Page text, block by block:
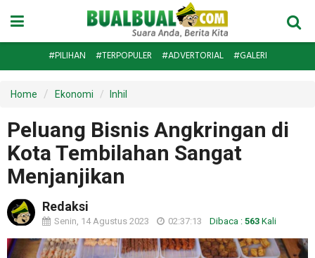
#PILIHAN #TERPOPULER #ADVERTORIAL #GALERI
Home Ekonomi Inhil
Peluang Bisnis Angkringan di
Kota Tembilahan Sangat
Menjanjikan
Redaksi
Senin, 14 Agustus 2023 02:37:13 Dibaca : 563 Kali